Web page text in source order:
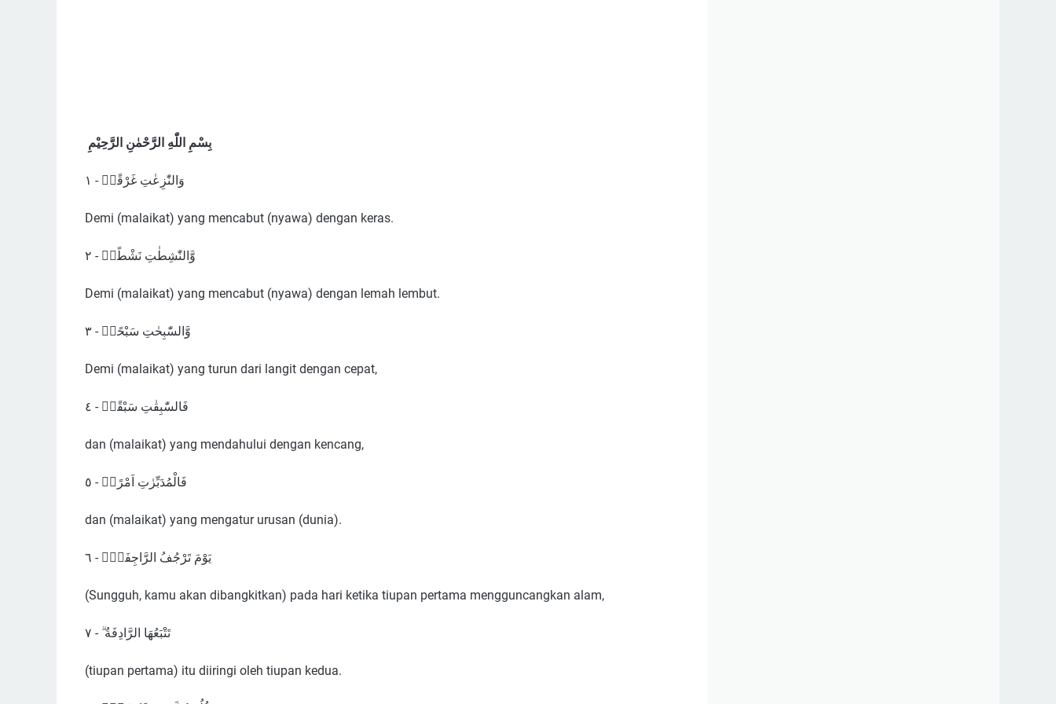
بِسْمِ اللّٰهِ الرَّحْمٰنِ الرَّحِيْمِ
وَالنّٰزِعٰتِ غَرْقًاۙ - ١
Demi (malaikat) yang mencabut (nyawa) dengan keras.
وَّالنّٰشِطٰتِ نَشْطًاۙ - ٢
Demi (malaikat) yang mencabut (nyawa) dengan lemah lembut.
وَّالسّٰبِحٰتِ سَبْحًاۙ - ٣
Demi (malaikat) yang turun dari langit dengan cepat,
فَالسّٰبِقٰتِ سَبْقًاۙ - ٤
dan (malaikat) yang mendahului dengan kencang,
فَالْمُدَبِّرٰتِ اَمْرًاۘ - ٥
dan (malaikat) yang mengatur urusan (dunia).
يَوْمَ تَرْجُفُ الرَّاجِفَةُۙ - ٦
(Sungguh, kamu akan dibangkitkan) pada hari ketika tiupan pertama mengguncangkan alam,
تَتْبَعُهَا الرَّادِفَةُ ۗ - ٧
(tiupan pertama) itu diiringi oleh tiupan kedua.